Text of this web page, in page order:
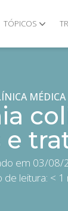
TÓPICOS
MÉDICA
e
em 03/08/
de leitura: < 1